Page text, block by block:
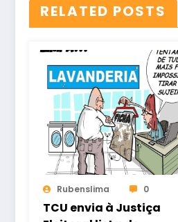
RELATED POSTS
Rubenslima 0
TCU envia à Justiça